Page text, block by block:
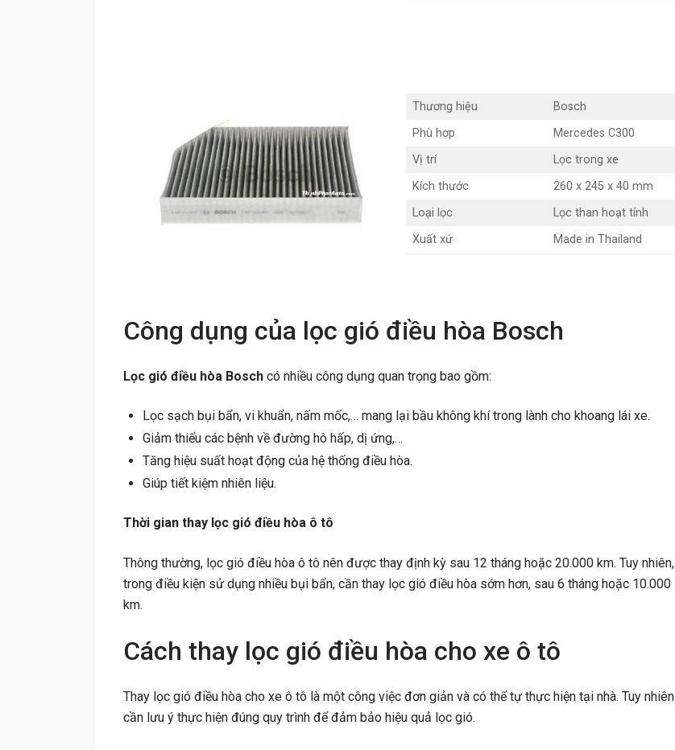
Thương hiệu
Bosch
Phù hợp
Mercedes C300
Vị trí
Lọc trong xe
Kích thước
260 x 245 x 40 mm
Loại lọc
Lọc than hoạt tính
Xuất xứ
Made in Thailand
Công dụng của lọc gió điều hòa Bosch
Lọc gió điều hòa Bosch có nhiều công dụng quan trọng bao gồm:
Lọc sạch bụi bẩn, vi khuẩn, nấm mốc,… mang lại bầu không khí trong lành cho khoang lái xe.
Giảm thiểu các bệnh về đường hô hấp, dị ứng,…
Tăng hiệu suất hoạt động của hệ thống điều hòa.
Giúp tiết kiệm nhiên liệu.
Thời gian thay lọc gió điều hòa ô tô
Thông thường, lọc gió điều hòa ô tô nên được thay định kỳ sau 12 tháng hoặc 20.000 km. Tuy nhiên,
trong điều kiện sử dụng nhiều bụi bẩn, cần thay lọc gió điều hòa sớm hơn, sau 6 tháng hoặc 10.000
km.
Cách thay lọc gió điều hòa cho xe ô tô
Thay lọc gió điều hòa cho xe ô tô là một công việc đơn giản và có thể tự thực hiện tại nhà. Tuy nhiên
cần lưu ý thực hiện đúng quy trình để đảm bảo hiệu quả lọc gió.